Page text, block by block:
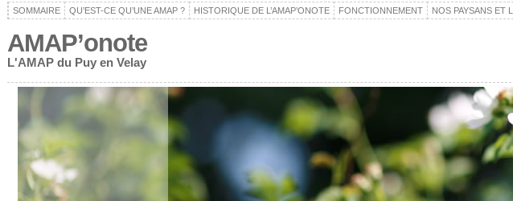
SOMMAIRE QU’EST-CE QU’UNE AMAP ? HISTORIQUE DE L’AMAP’ONOTE FONCTIONNEMENT NOS PAYSANS ET
AMAP’onote
L'AMAP du Puy en Velay